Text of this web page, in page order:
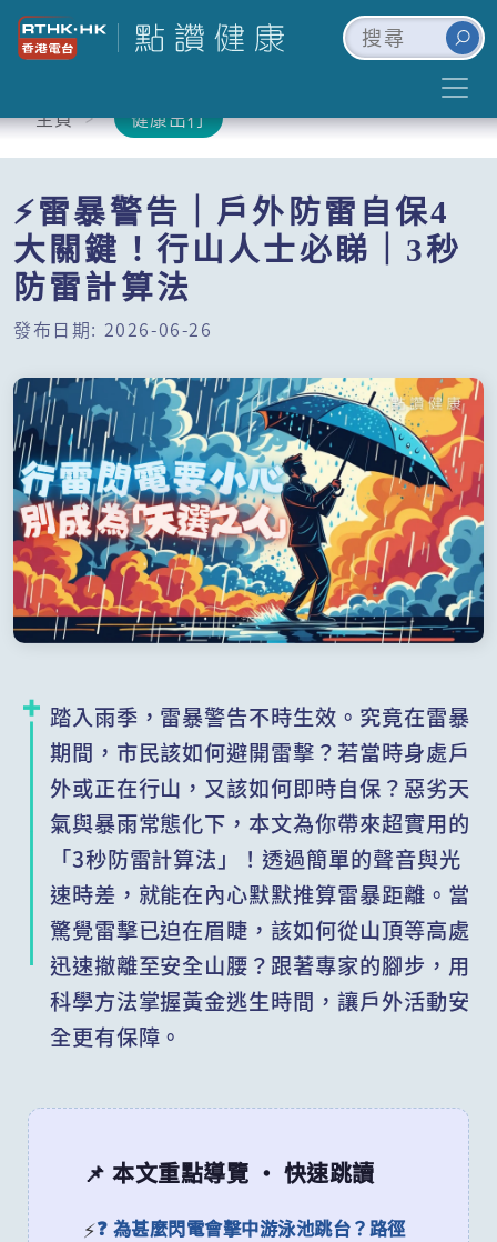
主頁 健康出行
⚡雷暴警告｜戶外防雷自保4
大關鍵！行山人士必睇｜3秒
防雷計算法
發布日期: 2026-06-26
踏入雨季，雷暴警告不時生效。究竟在雷暴
期間，市民該如何避開雷擊？若當時身處戶
外或正在行山，又該如何即時自保？惡劣天
氣與暴雨常態化下，本文為你帶來超實用的
「3秒防雷計算法」！透過簡單的聲音與光
速時差，就能在內心默默推算雷暴距離。當
驚覺雷擊已迫在眉睫，該如何從山頂等高處
迅速撤離至安全山腰？跟著專家的腳步，用
科學方法掌握黃金逃生時間，讓戶外活動安
全更有保障。
📌 本文重點導覽 · 快速跳讀
❓ 為甚麼閃電會擊中游泳池跳台？路徑